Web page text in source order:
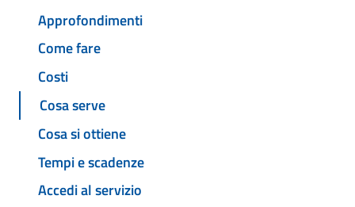
Approfondimenti
Come fare
Costi
Cosa serve
Cosa si ottiene
Tempi e scadenze
Accedi al servizio